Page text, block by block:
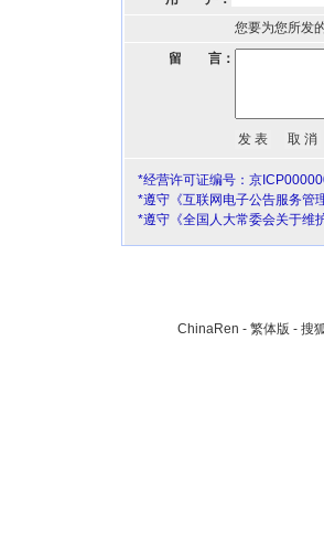
您要为您所发
留 言：
*经营许可证编号：京
*遵守《互联网电子公告服务管
*遵守《全国人大常委会关于维
ChinaRen - 繁体版 - 搜